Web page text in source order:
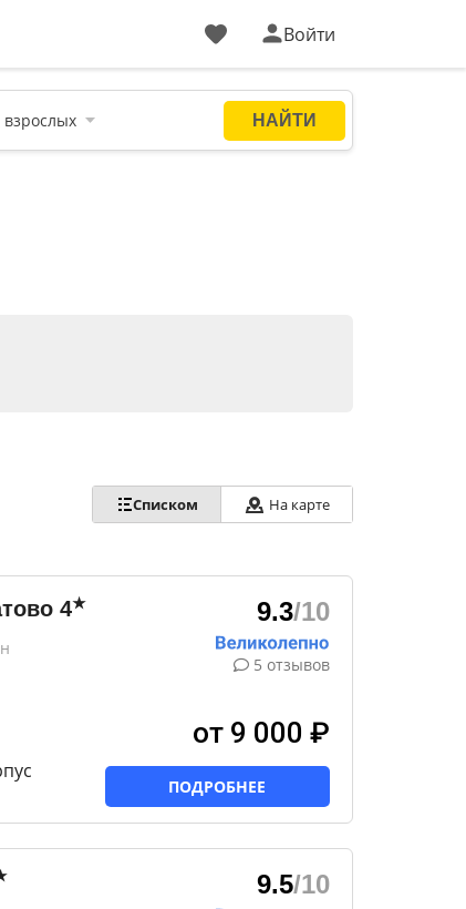
Войти
Списком На карте
4★ 9.3/10
5 отзывов
от 9 000 ₽
ПОДРОБНЕЕ
9.5/10